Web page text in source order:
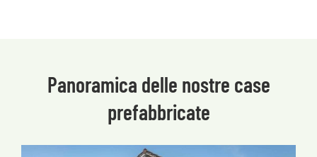
Panoramica delle nostre case
prefabbricate